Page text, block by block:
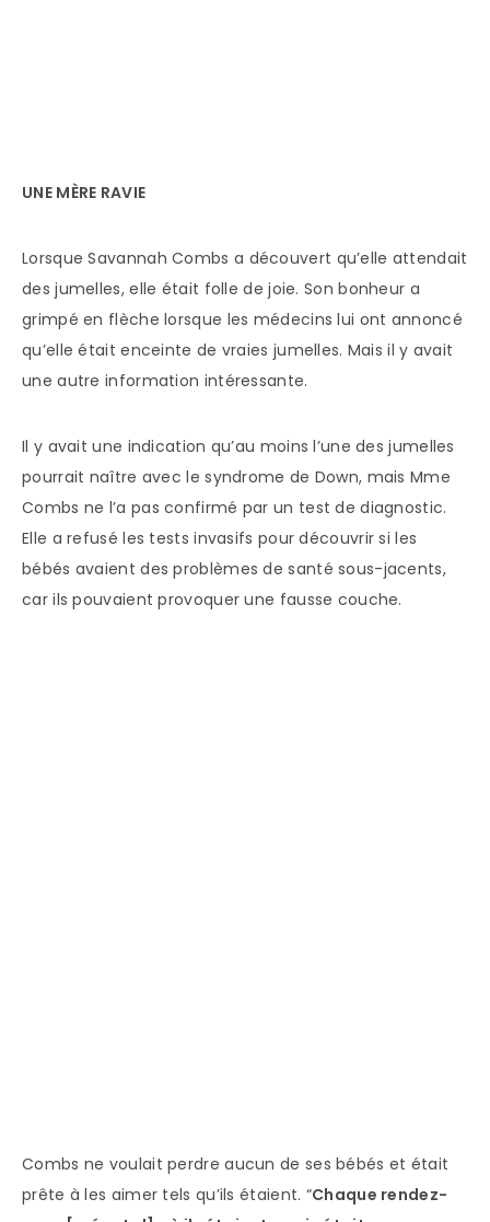
UNE MÈRE RAVIE
Lorsque Savannah Combs a découvert qu’elle attendait
des jumelles, elle était folle de joie. Son bonheur a
grimpé en flèche lorsque les médecins lui ont annoncé
qu’elle était enceinte de vraies jumelles. Mais il y avait
une autre information intéressante.
Il y avait une indication qu’au moins l’une des jumelles
pourrait naître avec le syndrome de Down, mais Mme
Combs ne l’a pas confirmé par un test de diagnostic.
Elle a refusé les tests invasifs pour découvrir si les
bébés avaient des problèmes de santé sous-jacents,
car ils pouvaient provoquer une fausse couche.
Combs ne voulait perdre aucun de ses bébés et était
prête à les aimer tels qu’ils étaient. “Chaque rendez-